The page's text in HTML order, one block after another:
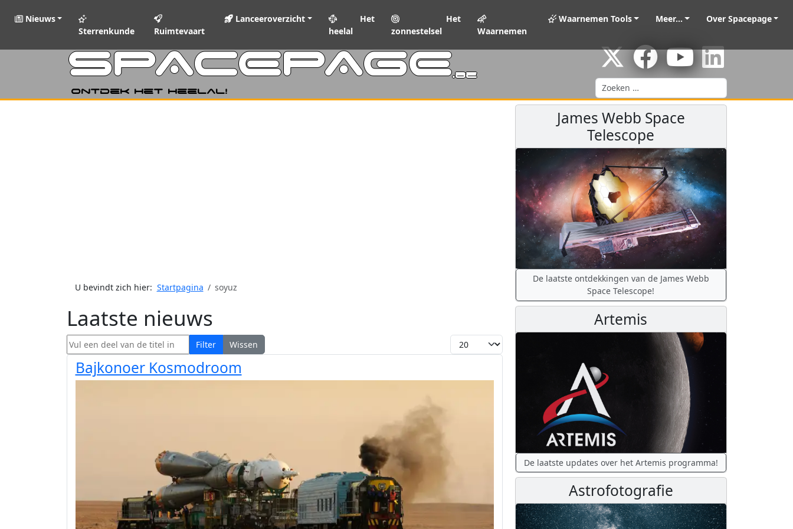
Nieuws
Sterrenkunde
Ruimtevaart
Lanceeroverzicht
Het
heelal
Het
zonnestelsel
Waarnemen
Waarnemen Tools Meer... Over Spacepage
SPACEPAGE.be
Ontdek het heelal!
Zoeken
U bevindt zich hier: Startpagina soyuz
Laatste nieuws
Vul een deel van de titel in Filter Wissen Toon #
Bajkonoer Kosmodroom
James Webb Space
Telescope
De laatste ontdekkingen van de James Webb
Space Telescope!
Artemis
De laatste updates over het Artemis programma!
Astrofotografie